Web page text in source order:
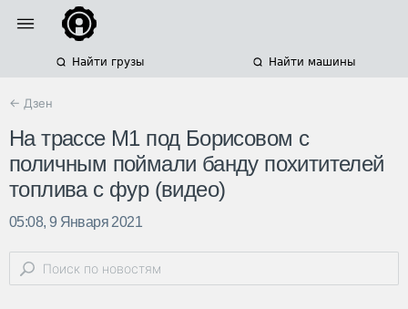
Найти грузы Найти машины
← Дзен
На трассе М1 под Борисовом с
поличным поймали банду похитителей
топлива с фур (видео)
05:08, 9 Января 2021